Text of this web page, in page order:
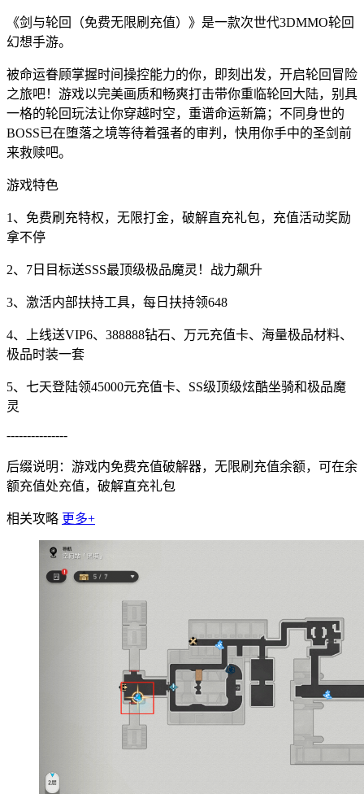
《剑与轮回（免费无限刷充值）》是一款次世代3DMMO轮回
幻想手游。
被命运眷顾掌握时间操控能力的你，即刻出发，开启轮回冒险
之旅吧！游戏以完美画质和畅爽打击带你重临轮回大陆，别具
一格的轮回玩法让你穿越时空，重谱命运新篇；不同身世的
BOSS已在堕落之境等待着强者的审判，快用你手中的圣剑前
来救赎吧。
游戏特色
1、免费刷充特权，无限打金，破解直充礼包，充值活动奖励
拿不停
2、7日目标送SSS最顶级极品魔灵！战力飙升
3、激活内部扶持工具，每日扶持领648
4、上线送VIP6、388888钻石、万元充值卡、海量极品材料、
极品时装一套
5、七天登陆领45000元充值卡、SS级顶级炫酷坐骑和极品魔
灵
---------------
后缀说明：游戏内免费充值破解器，无限刷充值余额，可在余
额充值处充值，破解直充礼包
相关攻略 更多+